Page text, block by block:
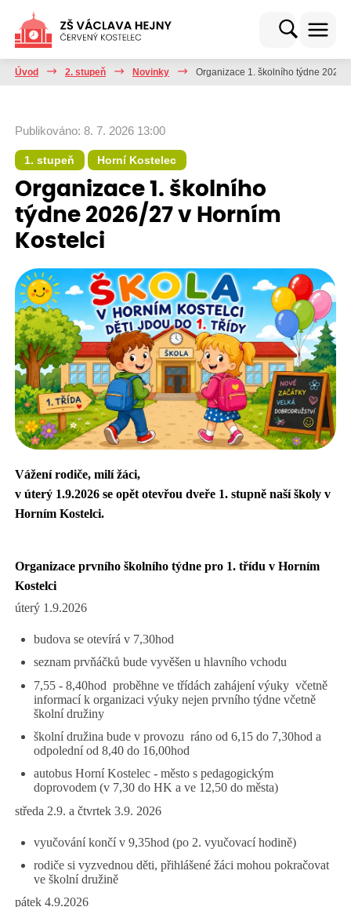
Úvod 2. stupeň Novinky Organizace 1. školního týdne 2026/
Publikováno: 8. 7. 2026 13:00
1. stupeň Horní Kostelec
Organizace 1. školního
týdne 2026/27 v Horním
Kostelci
Vážení rodiče, milí žáci,
v úterý 1.9.2026 se opět otevřou dveře 1. stupně naší školy v
Horním Kostelci.
Organizace prvního školního týdne pro 1. třídu v Horním
Kostelci
úterý 1.9.2026
budova se otevírá v 7,30hod
seznam prvňáčků bude vyvěšen u hlavního vchodu
7,55 - 8,40hod proběhne ve třídách zahájení výuky včetně
informací k organizaci výuky nejen prvního týdne včetně
školní družiny
školní družina bude v provozu ráno od 6,15 do 7,30hod a
odpolední od 8,40 do 16,00hod
autobus Horní Kostelec - město s pedagogickým
doprovodem (v 7,30 do HK a ve 12,50 do města)
středa 2.9. a čtvrtek 3.9. 2026
vyučování končí v 9,35hod (po 2. vyučovací hodině)
rodiče si vyzvednou děti, přihlášené žáci mohou pokračovat
ve školní družině
pátek 4.9.2026